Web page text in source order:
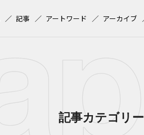
記事 アートワード アーカイブ
記事カテゴリー